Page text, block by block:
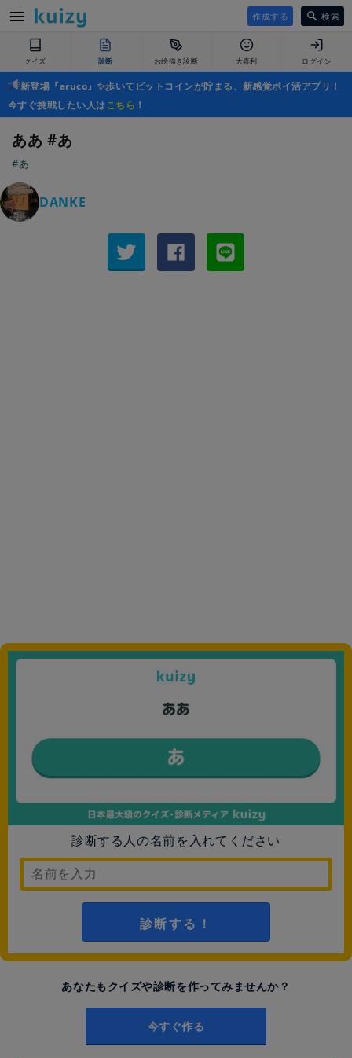
作成する 検索
クイズ 診断 お絵描き診断 大喜利 ログイン
新登場『aruco』✨歩いてビットコインが貯まる、新感覚ポイ活アプリ！
今すぐ挑戦したい人はこちら ！
ああ #あ
#あ
DANKE
診断する人の名前を入れてください
診断する！
あなたもクイズや診断を作ってみませんか？
今すぐ作る